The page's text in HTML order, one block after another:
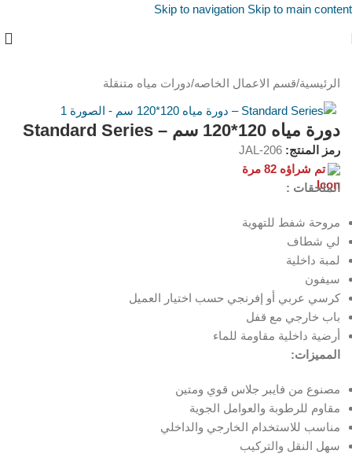
Skip to navigation Skip to main content
الرئيسية/قسم الاعمال الخاصه/دورات مياه متنقلة
دورة مياه 120*120 سم – Standard Series
رمز المنتج: JAL-206
تم شراؤه 82 مرة
الملحقات :
مروحة شفط للتهوية
لي شطاف
لمبة داخلية
سيفون
كرسي عربي أو إفرنجي حسب اختيار العميل
باب خارجي مع قفل
أرضية داخلية مقاومة للماء
المميزات:
مصنوع من فايبر جلاس قوي ومتين
مقاوم للرطوبة والعوامل الجوية
مناسب للاستخدام الخارجي والداخلي
سهل النقل والتركيب